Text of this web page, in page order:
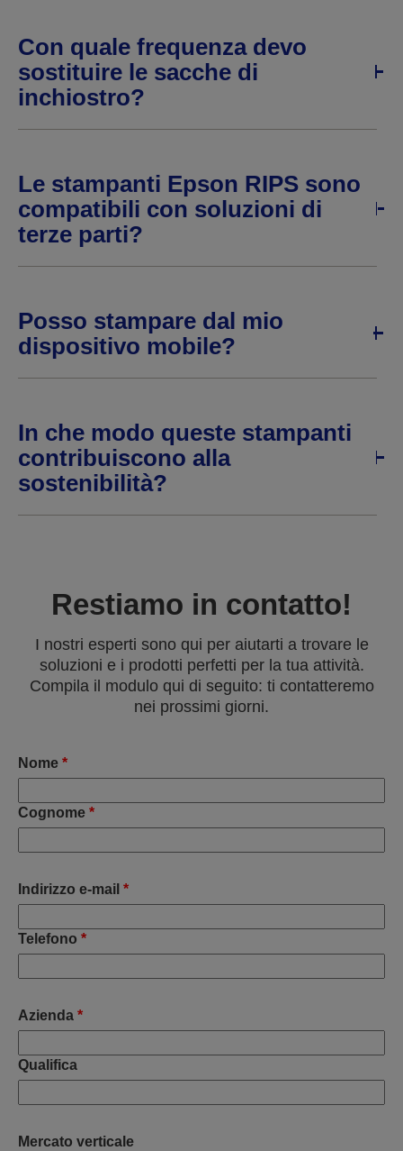
Con quale frequenza devo
sostituire le sacche di
inchiostro?
Le stampanti Epson RIPS sono
compatibili con soluzioni di
terze parti?
Posso stampare dal mio
dispositivo mobile?
In che modo queste stampanti
contribuiscono alla
sostenibilità?
Restiamo in contatto!
I nostri esperti sono qui per aiutarti a trovare le
soluzioni e i prodotti perfetti per la tua attività.
Compila il modulo qui di seguito: ti contatteremo
nei prossimi giorni.
Nome *
Cognome *
Indirizzo e-mail *
Telefono *
Azienda *
Qualifica
Mercato verticale